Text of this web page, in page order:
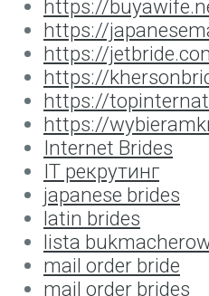
https://
https://
https://
https://
https://
https://
Internet Brides
IT рекрутинг
japanese brides
latin brides
lista
mail order bride
mail order brides